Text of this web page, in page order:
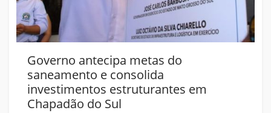
Governo antecipa metas do
saneamento e consolida
investimentos estruturantes em
Chapadão do Sul